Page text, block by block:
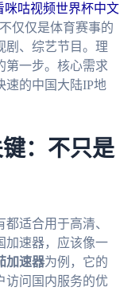
咪咕视频世界杯中文
仅仅是体育赛事的
剧、综艺节目。理
第一步。核心需求
速的中国大陆IP地
：不只是
适合用于高清、
加速器，应该像一
加速器为例，它的
访问国内服务的优